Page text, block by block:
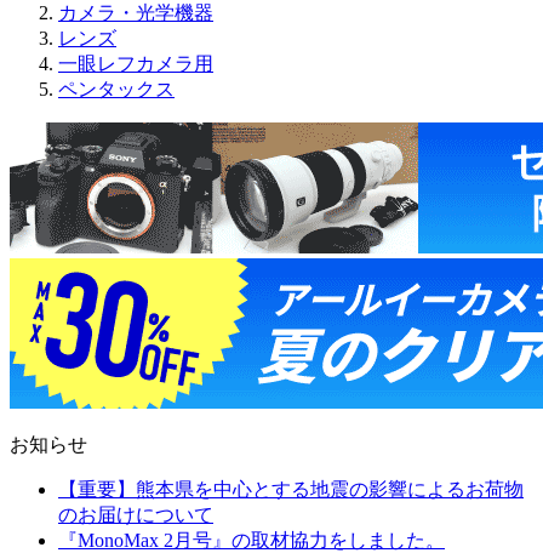
カメラ・光学機器
レンズ
一眼レフカメラ用
ペンタックス
お知らせ
【重要】熊本県を中心とする地震の影響によるお荷物
のお届けについて
『MonoMax 2月号』の取材協力をしました。